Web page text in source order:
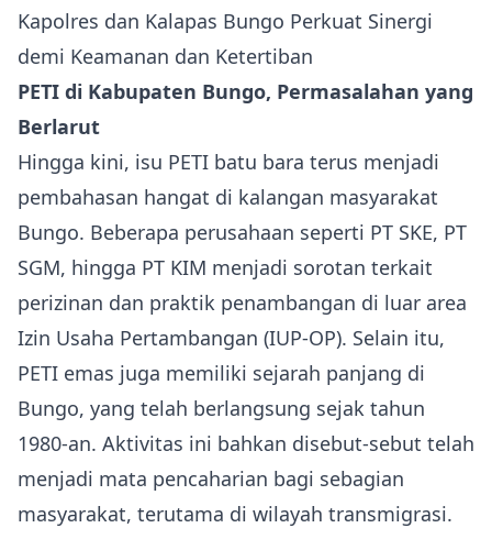
Kapolres dan Kalapas Bungo Perkuat Sinergi
demi Keamanan dan Ketertiban
PETI di Kabupaten Bungo, Permasalahan yang
Berlarut
Hingga kini, isu PETI batu bara terus menjadi
pembahasan hangat di kalangan masyarakat
Bungo. Beberapa perusahaan seperti PT SKE, PT
SGM, hingga PT KIM menjadi sorotan terkait
perizinan dan praktik penambangan di luar area
Izin Usaha Pertambangan (IUP-OP). Selain itu,
PETI emas juga memiliki sejarah panjang di
Bungo, yang telah berlangsung sejak tahun
1980-an. Aktivitas ini bahkan disebut-sebut telah
menjadi mata pencaharian bagi sebagian
masyarakat, terutama di wilayah transmigrasi.